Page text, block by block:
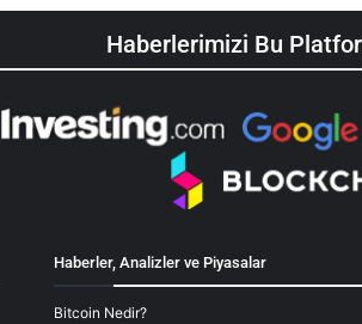
Haberlerimizi Bu
Haberler, Analizler ve Piyasalar
Bitcoin Nedir?